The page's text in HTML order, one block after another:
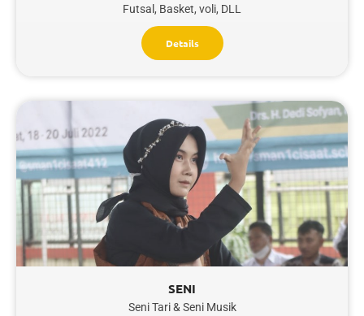
Futsal, Basket, voli, DLL
Details
SENI
Seni Tari & Seni Musik